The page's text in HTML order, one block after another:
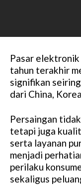
Pasar
tahun terakhir
signifikan
dari China,
Persaingan
tetapi juga
serta layanan
menjadi
perilaku
sekaligus